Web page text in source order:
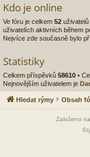
Kdo je online
Ve fóru je celkem 52
uživatelích aktivních během
Nejvíce zde současně bylo
Statistiky
Celkem příspěvků 58610 •
Nejnovějším uživatelem je
Hledat rýmy Obsah
Založeno na